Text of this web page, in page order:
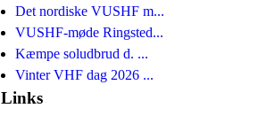
Det nordiske VUSHF m...
VUSHF-møde Ringsted...
Kæmpe soludbrud d. ...
Vinter VHF dag 2026 ...
Links